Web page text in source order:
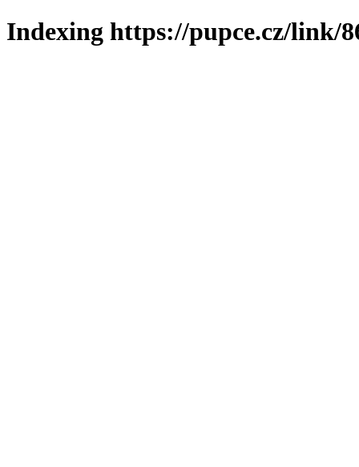
Indexing https://pupce.cz/link/